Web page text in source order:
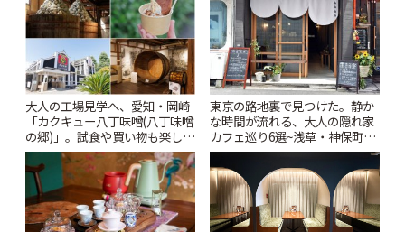
大人の工場見学へ、愛知・岡崎
「カクキュー八丁味噌(八丁味噌
の郷)」。試食や買い物も楽しみ
♪ | ことりっぷ
東京の路地裏で見つけた。静か
な時間が流れる、大人の隠れ家
カフェ巡り6選~浅草・神保町・
千駄木ほか~ | ことりっぷ